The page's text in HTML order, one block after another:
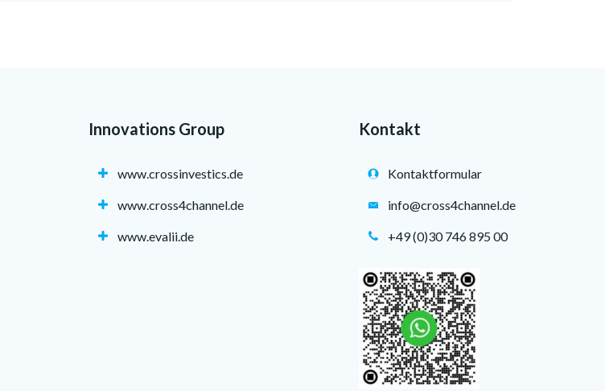
Innovations Group
www.crossinvestics.de
www.cross4channel.de
www.evalii.de
Kontakt
Kontaktformular
info@cross4channel.de
+49 (0)30 746 895 00